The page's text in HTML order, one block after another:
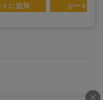
トに追加 カートに